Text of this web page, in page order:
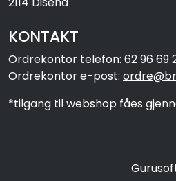
KONTAKT
Ordrekontor telefon: 62 96 69
Ordrekontor e-post:
*tilgang til webshop fåes